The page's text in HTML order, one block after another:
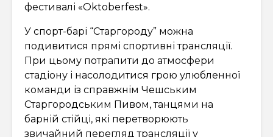
фестивалі «Oktoberfest».
У спорт-барі “Старгороду” можна
подивитися прямі спортивні трансляції.
При цьому потрапити до атмосфери
стадіону і насолодитися грою улюбленної
команди із справжнім Чешським
Старгородським Пивом, танцями на
барній стійці, які перетворюють
звичайний перегляд трансляції у